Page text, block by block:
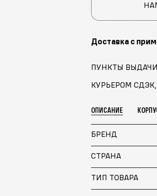
Доставка с
ПУНКТЫ
КУРЬЕРОМ СДЭК,
ОПИСАНИЕ
БРЕНД
СТРАНА
ТИП ТОВАРА